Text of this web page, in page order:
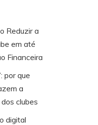
Reduzir a
em até
Financeira
por que
a
clubes
digital